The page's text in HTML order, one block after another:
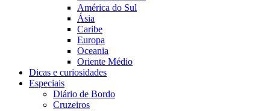
América do Sul
Ásia
Caribe
Europa
Oceania
Oriente Médio
Dicas e curiosidades
Especiais
Diário de Bordo
Cruzeiros